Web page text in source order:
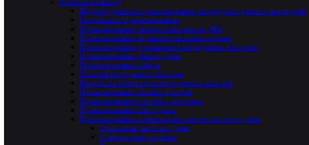
Проектирование
Индивидуальное проектирование загородных домов и коттеджей
Генеральное проектирование
Проектирование жилых комплексов (ЖК)
Проектирование административных зданий
Проектирование уникальных коттеджных поселков
Проектирование фасада дома
Проектирование офиса
Генплан коттеджного поселка
Разработка концепции коттеджного поселка
Проектирование бизнес центров
Проектирование отелей и гостиниц
Проектирование баз отдыха
Проектирование инженерных систем частного дома
Отопление частного дома
Слаботочные системы